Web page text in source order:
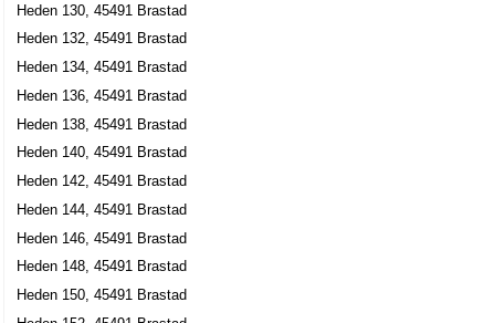
Heden 130, 45491 Brastad
Heden 132, 45491 Brastad
Heden 134, 45491 Brastad
Heden 136, 45491 Brastad
Heden 138, 45491 Brastad
Heden 140, 45491 Brastad
Heden 142, 45491 Brastad
Heden 144, 45491 Brastad
Heden 146, 45491 Brastad
Heden 148, 45491 Brastad
Heden 150, 45491 Brastad